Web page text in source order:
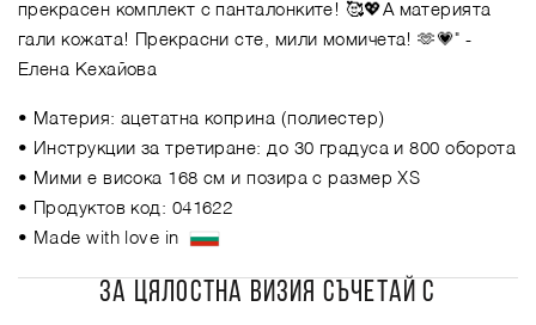
прекрасен комплект с панталонките! 🥰💖А материята
гали кожата! Прекрасни сте, мили момичета! 🫶💗" -
Елена Кехайова
• Материя: ацетатна коприна (полиестер)
• Инструкции за третиране: до 30 градуса и 800 оборота
• Мими е висока 168 см и позира с размер XS
• Продуктов код: 041622
• Made with love in
ЗА ЦЯЛОСТНА ВИЗИЯ СЪЧЕТАЙ С